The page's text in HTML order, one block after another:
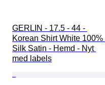
GERLIN - 17.5 - 44 -
Korean Shirt White 100%
Silk Satin - Hemd - Nyt
med labels